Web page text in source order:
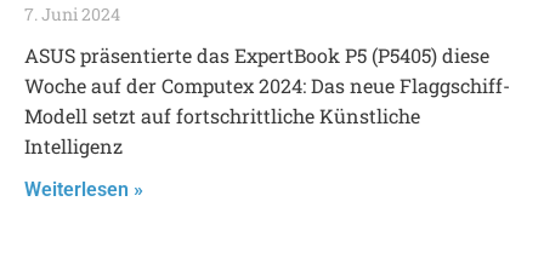
7. Juni 2024
ASUS präsentierte das ExpertBook P5 (P5405) diese
Woche auf der Computex 2024: Das neue Flaggschiff-
Modell setzt auf fortschrittliche Künstliche
Intelligenz
Weiterlesen »